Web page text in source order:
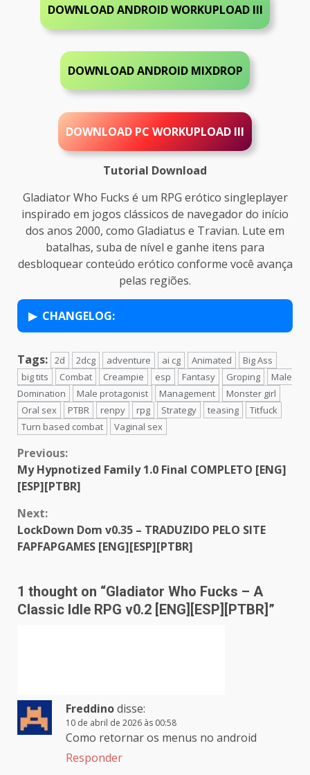
DOWNLOAD ANDROID WORKUPLOAD III
DOWNLOAD ANDROID MIXDROP
DOWNLOAD PC WORKUPLOAD III
Tutorial Download
Gladiator Who Fucks é um RPG erótico singleplayer
inspirado em jogos clássicos de navegador do início
dos anos 2000, como Gladiatus e Travian. Lute em
batalhas, suba de nível e ganhe itens para
desbloquear conteúdo erótico conforme você avança
pelas regiões.
CHANGELOG:
Tags: 2d 2dcg adventure ai cg Animated
Big Ass
big tits
Combat Creampie esp Fantasy Groping
Male
Domination
Male protagonist Management
Monster girl
Oral sex
PTBR renpy rpg Strategy teasing
Titfuck
Turn based combat
Vaginal sex
Continue
Reading
Previous:
My Hypnotized Family 1.0 Final COMPLETO [ENG]
[ESP][PTBR]
Next:
LockDown Dom v0.35 – TRADUZIDO PELO SITE
FAPFAPGAMES [ENG][ESP][PTBR]
1 thought on “Gladiator Who Fucks – A
Classic Idle RPG v0.2 [ENG][ESP][PTBR] ”
Freddinodisse:
10 de abril de 2026 às 00:58
Como retornar os menus no android
Responder